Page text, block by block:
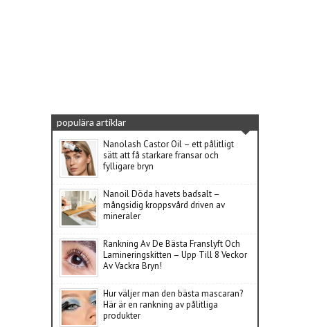
populära artiklar
Nanolash Castor Oil – ett pålitligt
sätt att få starkare fransar och
fylligare bryn
Nanoil Döda havets badsalt –
mångsidig kroppsvård driven av
mineraler
Rankning Av De Bästa Franslyft Och
Lamineringskitten – Upp Till 8 Veckor
Av Vackra Bryn!
Hur väljer man den bästa mascaran?
Här är en rankning av pålitliga
produkter